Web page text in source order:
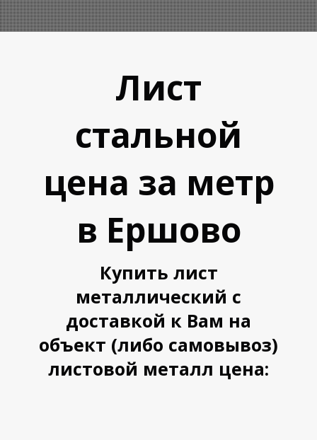
А
Лист
стальной
цена за метр
в Ершово
Купить лист
металлический с
доставкой к Вам на
объект (либо самовывоз)
листовой металл цена:
А